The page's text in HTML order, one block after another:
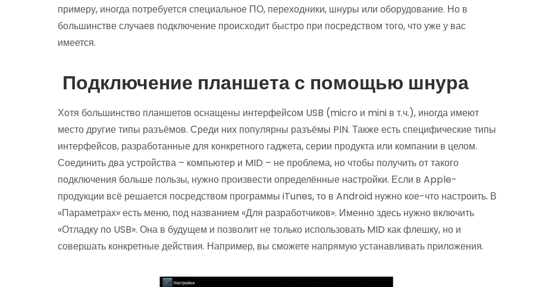
примеру, иногда потребуется специальное ПО, переходники, шнуры или оборудование. Но в
большинстве случаев подключение происходит быстро при посредством того, что уже у вас
имеется.
Подключение планшета с помощью шнура
Хотя большинство планшетов оснащены интерфейсом USB (micro и mini в т.ч.), иногда имеют
место другие типы разъёмов. Среди них популярны разъёмы PIN. Также есть специфические типы
интерфейсов, разработанные для конкретного гаджета, серии продукта или компании в целом.
Соединить два устройства – компьютер и MID – не проблема, но чтобы получить от такого
подключения больше пользы, нужно произвести определённые настройки. Если в Apple-
продукции всё решается посредством программы iTunes, то в Android нужно кое-что настроить. В
«Параметрах» есть меню, под названием «Для разработчиков». Именно здесь нужно включить
«Отладку по USB». Она в будущем и позволит не только использовать MID как флешку, но и
совершать конкретные действия. Например, вы сможете напрямую устанавливать приложения.